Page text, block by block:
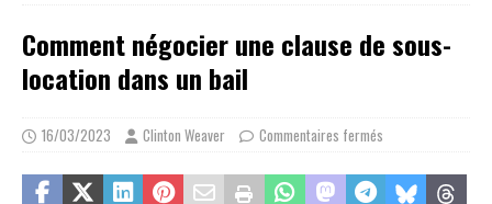
Comment négocier une clause de sous-
location dans un bail
16/03/2023 Clinton Weaver Commentaires fermés